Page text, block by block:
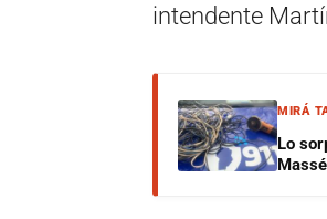
intendente
MIRÁ
Lo
Massé